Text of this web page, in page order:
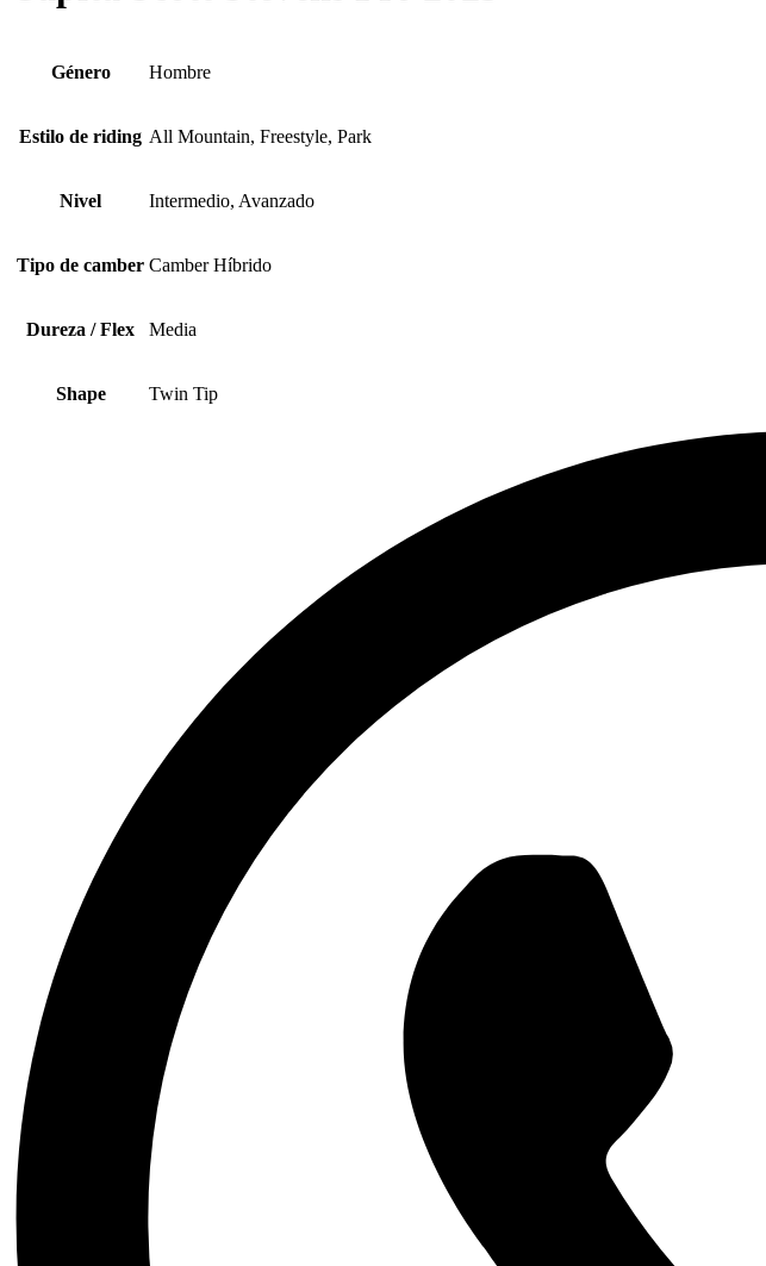
Género Hombre
Estilo de riding All Mountain, Freestyle, Park
Nivel Intermedio, Avanzado
Tipo de camber Camber Híbrido
Dureza / Flex Media
Shape Twin Tip